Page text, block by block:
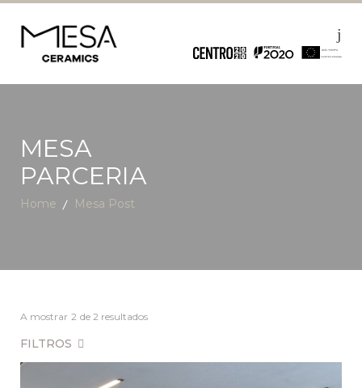
MESA
PARCERIA
Home Mesa Post
A mostrar 2 de 2 resultados
FILTROS